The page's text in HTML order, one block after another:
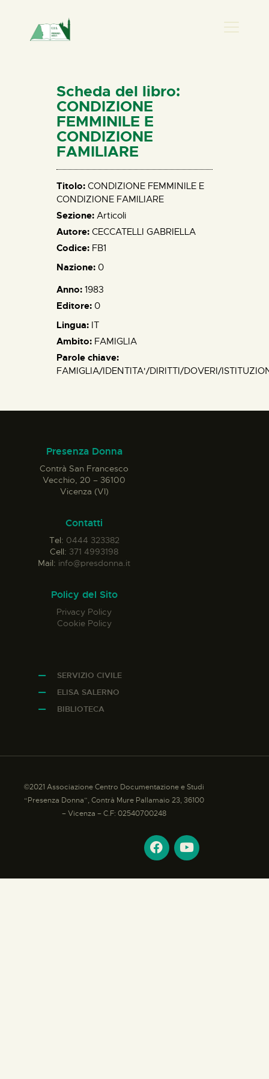
HOME
CHI SIAMO
NEWS
PERCORSI
BIBLIOTECA
ELISA SALERNO
CONTATTI
Scheda del libro:
CONDIZIONE
FEMMINILE E
CONDIZIONE
FAMILIARE
Titolo: CONDIZIONE FEMMINILE E
CONDIZIONE FAMILIARE
Sezione: Articoli
Autore: CECCATELLI GABRIELLA
Codice: FB1
Nazione: 0
Anno: 1983
Editore: 0
Lingua: IT
Ambito: FAMIGLIA
Parole chiave:
FAMIGLIA/IDENTITA'/DIRITTI/DOVERI/
Presenza Donna
Contrà San Francesco
Vecchio, 20 – 36100
Vicenza (VI)
Contatti
Tel: 0444 323382
Cell: 371 4993198
Mail: info@presdonna.it
Policy del Sito
Privacy Policy
Cookie Policy
SERVIZIO CIVILE
ELISA SALERNO
BIBLIOTECA
©2021 Associazione Centro Documentazione e Studi
“Presenza Donna”, Contrà Mure Pallamaio 23, 36100
– Vicenza – C.F: 02540700248